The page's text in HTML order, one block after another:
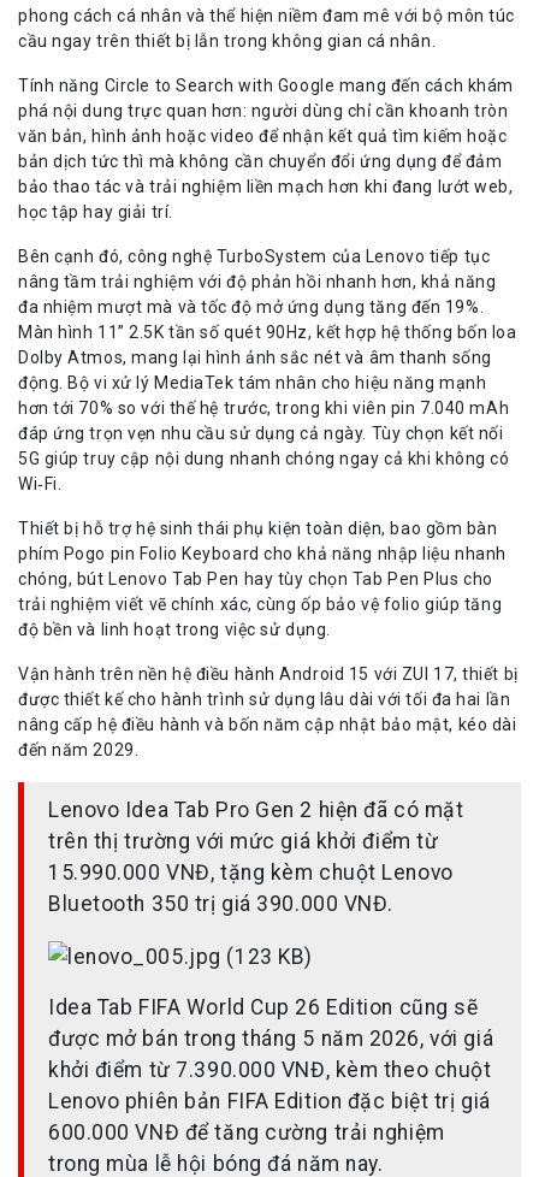
phong cách cá nhân và thể hiện niềm đam mê với bộ môn túc
cầu ngay trên thiết bị lẫn trong không gian cá nhân.
Tính năng Circle to Search with Google mang đến cách khám
phá nội dung trực quan hơn: người dùng chỉ cần khoanh tròn
văn bản, hình ảnh hoặc video để nhận kết quả tìm kiếm hoặc
bản dịch tức thì mà không cần chuyển đổi ứng dụng để đảm
bảo thao tác và trải nghiệm liền mạch hơn khi đang lướt web,
học tập hay giải trí.
Bên cạnh đó, công nghệ TurboSystem của Lenovo tiếp tục
nâng tầm trải nghiệm với độ phản hồi nhanh hơn, khả năng
đa nhiệm mượt mà và tốc độ mở ứng dụng tăng đến 19%.
Màn hình 11” 2.5K tần số quét 90Hz, kết hợp hệ thống bốn loa
Dolby Atmos, mang lại hình ảnh sắc nét và âm thanh sống
động. Bộ vi xử lý MediaTek tám nhân cho hiệu năng mạnh
hơn tới 70% so với thế hệ trước, trong khi viên pin 7.040 mAh
đáp ứng trọn vẹn nhu cầu sử dụng cả ngày. Tùy chọn kết nối
5G giúp truy cập nội dung nhanh chóng ngay cả khi không có
Wi‑Fi.
Thiết bị hỗ trợ hệ sinh thái phụ kiện toàn diện, bao gồm bàn
phím Pogo pin Folio Keyboard cho khả năng nhập liệu nhanh
chóng, bút Lenovo Tab Pen hay tùy chọn Tab Pen Plus cho
trải nghiệm viết vẽ chính xác, cùng ốp bảo vệ folio giúp tăng
độ bền và linh hoạt trong việc sử dụng.
Vận hành trên nền hệ điều hành Android 15 với ZUI 17, thiết bị
được thiết kế cho hành trình sử dụng lâu dài với tối đa hai lần
nâng cấp hệ điều hành và bốn năm cập nhật bảo mật, kéo dài
đến năm 2029.
Lenovo Idea Tab Pro Gen 2 hiện đã có mặt
trên thị trường với mức giá khởi điểm từ
15.990.000 VNĐ, tặng kèm chuột Lenovo
Bluetooth 350 trị giá 390.000 VNĐ.
Idea Tab FIFA World Cup 26 Edition cũng sẽ
được mở bán trong tháng 5 năm 2026, với giá
khởi điểm từ 7.390.000 VNĐ, kèm theo chuột
Lenovo phiên bản FIFA Edition đặc biệt trị giá
600.000 VNĐ để tăng cường trải nghiệm
trong mùa lễ hội bóng đá năm nay.